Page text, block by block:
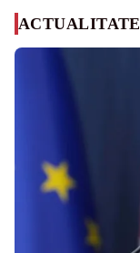
ACTUALITATE